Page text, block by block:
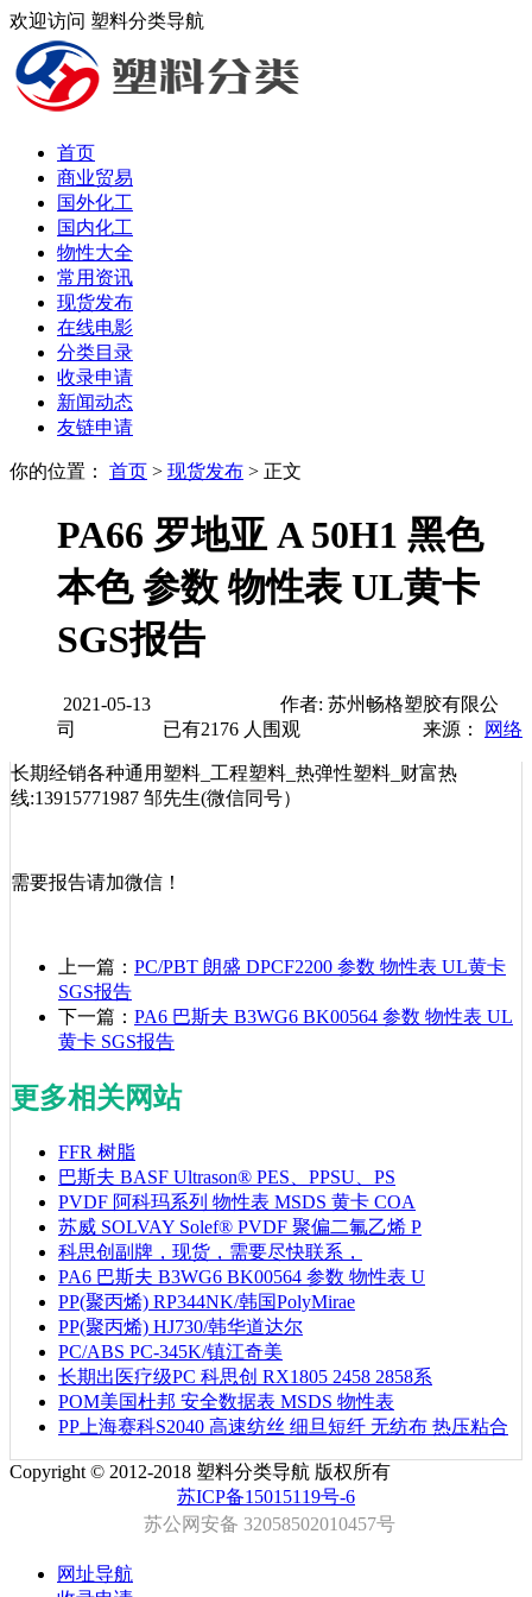
欢迎访问 塑料分类导航
首页
商业贸易
国外化工
国内化工
物性大全
常用资讯
现货发布
在线电影
分类目录
收录申请
新闻动态
友链申请
你的位置： 首页 > 现货发布 > 正文
PA66 罗地亚 A 50H1 黑色
本色 参数 物性表 UL黄卡
SGS报告
2021-05-13
作者: 苏州畅格塑胶有限公
司
已有2176 人围观 来源： 网络
长期经销各种通用塑料_工程塑料_热弹性塑料_财富热
线:13915771987 邹先生(微信同号）
需要报告请加微信！
上一篇： PC/PBT 朗盛 DPCF2200 参数 物性表 UL黄卡
SGS报告
下一篇： PA6 巴斯夫 B3WG6 BK00564 参数 物性表 UL
黄卡 SGS报告
更多相关网站
FFR 树脂
巴斯夫 BASF Ultrason® PES、PPSU、PS
PVDF 阿科玛系列 物性表 MSDS 黄卡 COA
苏威 SOLVAY Solef® PVDF 聚偏二氟乙烯 P
科思创副牌，现货，需要尽快联系，
PA6 巴斯夫 B3WG6 BK00564 参数 物性表 U
PP(聚丙烯) RP344NK/韩国PolyMirae
PP(聚丙烯) HJ730/韩华道达尔
PC/ABS PC-345K/镇江奇美
长期出医疗级PC 科思创 RX1805 2458 2858系
POM美国杜邦 安全数据表 MSDS 物性表
PP上海赛科S2040 高速纺丝 细旦短纤 无纺布 热压粘合
Copyright © 2012-2018 塑料分类导航 版权所有
苏ICP备15015119号-6
苏公网安备 32058502010457号
网址导航